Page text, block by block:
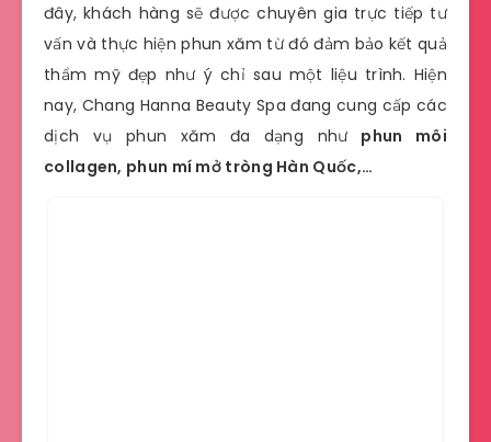
đây, khách hàng sẽ được chuyên gia trực tiếp tư
vấn và thực hiện phun xăm từ đó đảm bảo kết quả
thẩm mỹ đẹp như ý chỉ sau một liệu trình. Hiện
nay, Chang Hanna Beauty Spa đang cung cấp các
dịch vụ phun xăm đa dạng nhưphun môi
collagen, phun mí mở tròng Hàn Quốc,…